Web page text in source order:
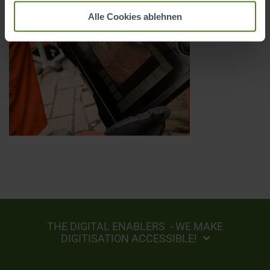
Alle Cookies ablehnen
THE DIGITAL ENABLERS - WE MAKE
DIGITISATION ACCESSIBLE!